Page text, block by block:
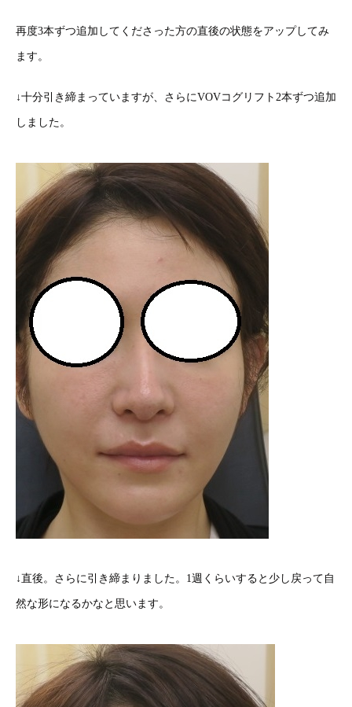
再度3本ずつ追加してくださった方の直後の状態をアップしてみ
ます。
↓十分引き締まっていますが、さらにVOVコグリフト2本ずつ追加
しました。
↓直後。さらに引き締まりました。1週くらいすると少し戻って自
然な形になるかなと思います。